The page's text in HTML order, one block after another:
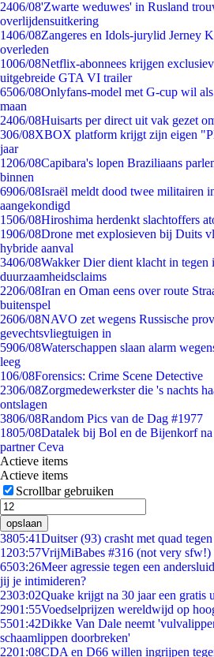
2406/08'Zwarte weduwes' in Rusland
overlijdensuitkering
1406/08Zangeres en Idols-jurylid Jerney
overleden
1006/08Netflix-abonnees krijgen
uitgebreide GTA VI trailer
6506/08Onlyfans-model met G-cup wil
maan
2406/08Huisarts per direct uit vak gezet
306/08XBOX platform krijgt zijn eigen
jaar
1206/08Capibara's lopen Braziliaans
binnen
6906/08Israël meldt dood twee militairen
aangekondigd
1506/08Hiroshima herdenkt slachtoffers
1906/08Drone met explosieven bij Duits
hybride aanval
3406/08Wakker Dier dient klacht in tegen
duurzaamheidsclaims
2206/08Iran en Oman eens over route
buitenspel
2606/08NAVO zet wegens Russische
gevechtsvliegtuigen in
5906/08Waterschappen slaan alarm
leeg
106/08Forensics: Crime Scene Detective
2306/08Zorgmedewerkster die 's nachts
ontslagen
3806/08Random Pics van de Dag #1977
1805/08Datalek bij Bol en de Bijenkorf
partner Ceva
Actieve items
Actieve items
Scrollbar gebruiken
opslaan
3805:41Duitser (93) crasht met quad
1203:57VrijMiBabes #316 (not very sfw!)
6503:26Meer agressie tegen een
jij je intimideren?
2303:02Quake krijgt na 30 jaar een gratis
2901:55Voedselprijzen wereldwijd op
5501:42Dikke Van Dale neemt
schaamlippen doorbreken'
2201:08CDA en D66 willen ingrijpen